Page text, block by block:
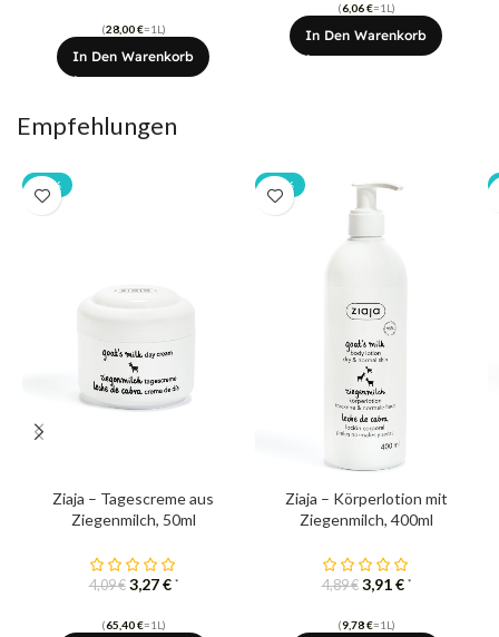
(28,00€=1L)
In Den Warenkorb
(6,06€=1L)
In Den Warenkorb
Empfehlungen
-20%
Ziaja – Tagescreme aus
Ziegenmilch, 50ml
4,09€ 3,27€ *
(65,40€=1L)
-20%
Ziaja – Körperlotion mit
Ziegenmilch, 400ml
4,89€ 3,91€ *
(9,78€=1L)